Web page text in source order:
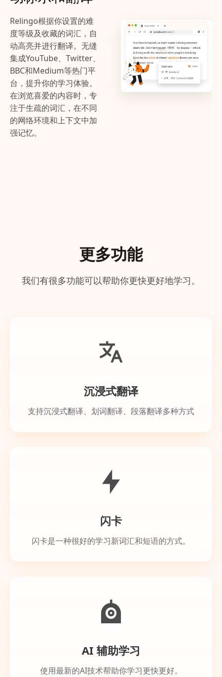
Relingo根据你设置的难
度等级及收藏的词汇，自
动高亮并进行翻译。无缝
集成YouTube、Twitter、
BBC和Medium等热门平
台，提升你的学习体验。
在浏览喜爱的内容时，专
注于生疏的词汇，在不同
的网络环境和上下文中加
强记忆。
更多功能
我们有很多功能可以帮助你更快更好地学习。
沉浸式翻译
支持沉浸式翻译、划词翻译、段落翻译多种方式
闪卡
闪卡是一种很好的学习新词汇和短语的方式。
AI 辅助学习
使用最新的AI技术帮助你学习更快更好。